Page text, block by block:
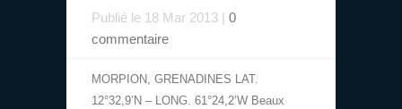
Publié le 18 Mar 2013 | 0
commentaire
MORPION, GRENADINES LAT.
12°32,9’N – LONG. 61°24,2’W Beaux